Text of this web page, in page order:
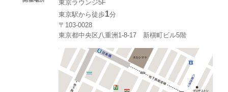
東京ラウンジ5F
東京駅から徒歩1分
〒103-0028
東京都中央区八重洲1-8-17 新槇町ビル5階